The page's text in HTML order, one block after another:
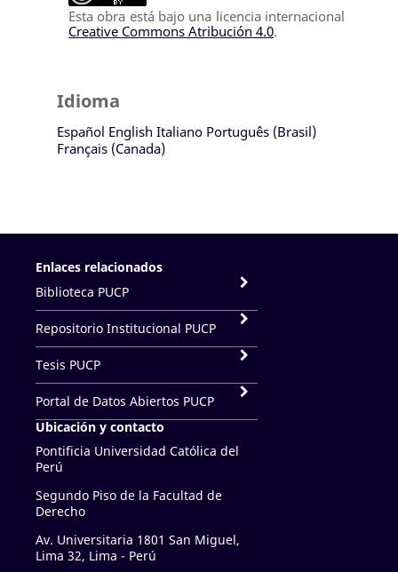
Esta obra está bajo una licencia internacional
Creative Commons Atribución 4.0.
Idioma
Español English Italiano Português (Brasil)
Français (Canada)
Enlaces relacionados
Biblioteca PUCP
Repositorio Institucional PUCP
Tesis PUCP
Portal de Datos Abiertos PUCP
Ubicación y contacto
Pontificia Universidad Católica del
Perú
Segundo Piso de la Facultad de
Derecho
Av. Universitaria 1801 San Miguel,
Lima 32, Lima - Perú